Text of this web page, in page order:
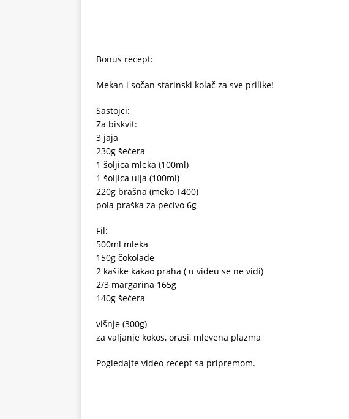
Bonus recept:
Mekan i sočan starinski kolač za sve prilike!
Sastojci:
Za biskvit:
3 jaja
230g šećera
1 šoljica mleka (100ml)
1 šoljica ulja (100ml)
220g brašna (meko T400)
pola praška za pecivo 6g
Fil:
500ml mleka
150g čokolade
2 kašike kakao praha ( u videu se ne vidi)
2/3 margarina 165g
140g šećera
višnje (300g)
za valjanje kokos, orasi, mlevena plazma
Pogledajte video recept sa pripremom.